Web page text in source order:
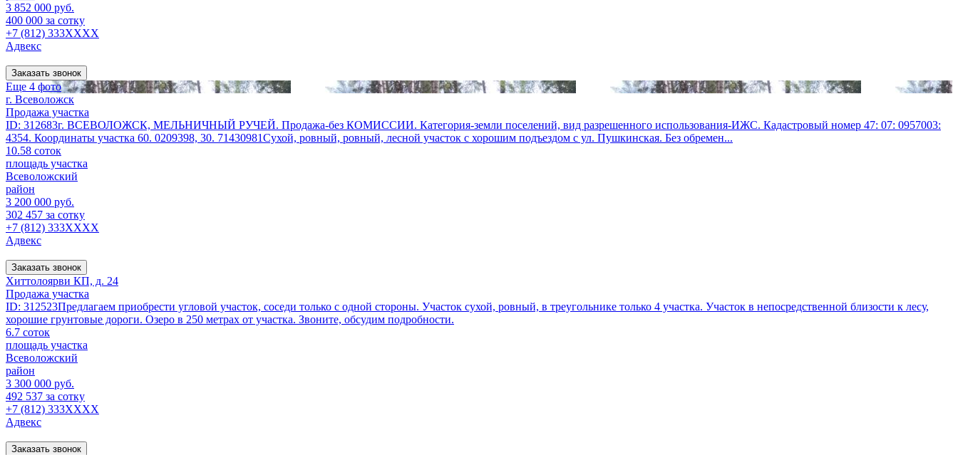
3 852 000 руб.
400 000 за сотку
+7 (812) 333XXXX
Адвекс
Заказать звонок
Еще 4 фото
г. Всеволожск
Продажа участка
ID: 312683г. ВСЕВОЛОЖСК, МЕЛЬНИЧНЫЙ РУЧЕЙ. Продажа-без КОМИССИИ. Категория-земли поселений, вид разрешенного использования-ИЖС. Кадастровый номер 47: 07: 0957003:
4354. Координаты участка 60. 0209398, 30. 71430981Сухой, ровный, ровный, лесной участок с хорошим подъездом с ул. Пушкинская. Без обремен...
10.58 соток
площадь участка
Всеволожский
район
3 200 000 руб.
302 457 за сотку
+7 (812) 333XXXX
Адвекс
Заказать звонок
Хиттолоярви КП, д. 24
Продажа участка
ID: 312523Предлагаем приобрести угловой участок, соседи только с одной стороны. Участок сухой, ровный, в треугольнике только 4 участка. Участок в непосредственной близости к лесу,
хорошие грунтовые дороги. Озеро в 250 метрах от участка. Звоните, обсудим подробности.
6.7 соток
площадь участка
Всеволожский
район
3 300 000 руб.
492 537 за сотку
+7 (812) 333XXXX
Адвекс
Заказать звонок